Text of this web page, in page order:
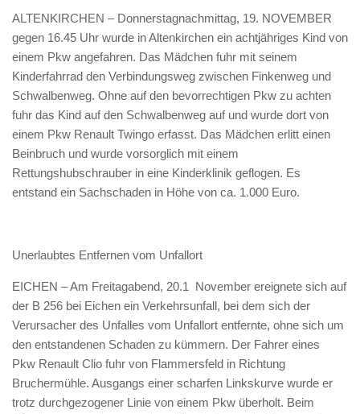
ALTENKIRCHEN – Donnerstagnachmittag, 19. NOVEMBER
gegen 16.45 Uhr wurde in Altenkirchen ein achtjähriges Kind von
einem Pkw angefahren. Das Mädchen fuhr mit seinem
Kinderfahrrad den Verbindungsweg zwischen Finkenweg und
Schwalbenweg. Ohne auf den bevorrechtigen Pkw zu achten
fuhr das Kind auf den Schwalbenweg auf und wurde dort von
einem Pkw Renault Twingo erfasst. Das Mädchen erlitt einen
Beinbruch und wurde vorsorglich mit einem
Rettungshubschrauber in eine Kinderklinik geflogen. Es
entstand ein Sachschaden in Höhe von ca. 1.000 Euro.
Unerlaubtes Entfernen vom Unfallort
EICHEN – Am Freitagabend, 20.1 November ereignete sich auf
der B 256 bei Eichen ein Verkehrsunfall, bei dem sich der
Verursacher des Unfalles vom Unfallort entfernte, ohne sich um
den entstandenen Schaden zu kümmern. Der Fahrer eines
Pkw Renault Clio fuhr von Flammersfeld in Richtung
Bruchermühle. Ausgangs einer scharfen Linkskurve wurde er
trotz durchgezogener Linie von einem Pkw überholt. Beim